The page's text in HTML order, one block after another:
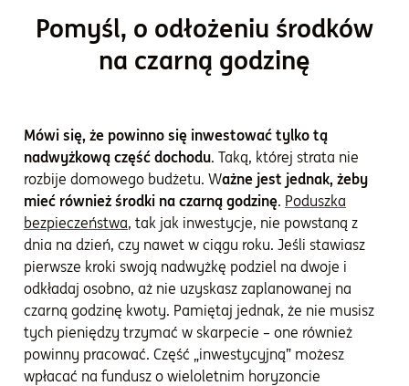
Pomyśl, o odłożeniu środków
na czarną godzinę
Mówi się, że powinno się inwestować tylko tą
nadwyżkową część dochodu. Taką, której strata nie
rozbije domowego budżetu. Ważne jest jednak, żeby
mieć również środki na czarną godzinę. Poduszka
bezpieczeństwa, tak jak inwestycje, nie powstaną z
dnia na dzień, czy nawet w ciągu roku. Jeśli stawiasz
pierwsze kroki swoją nadwyżkę podziel na dwoje i
odkładaj osobno, aż nie uzyskasz zaplanowanej na
czarną godzinę kwoty. Pamiętaj jednak, że nie musisz
tych pieniędzy trzymać w skarpecie – one również
powinny pracować. Część „inwestycyjną” możesz
wpłacać na fundusz o wieloletnim horyzoncie